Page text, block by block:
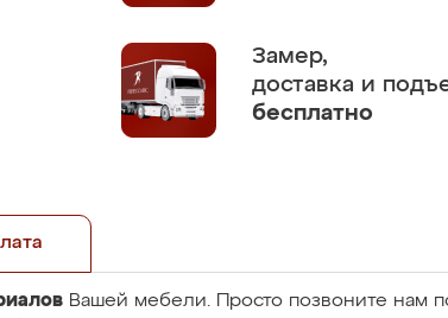
Замер,
доставка и
бесплатно
Вашей мебели. Просто позвоните нам